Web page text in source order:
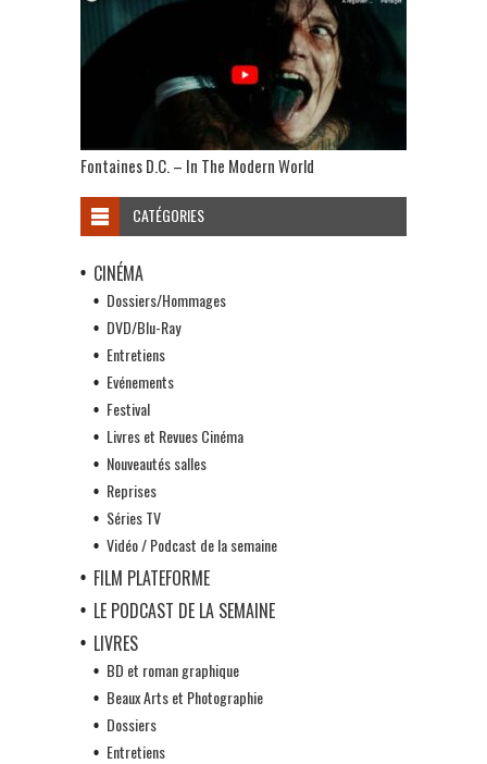
Fontaines D.C. – In The Modern World
CATÉGORIES
CINÉMA
Dossiers/Hommages
DVD/Blu-Ray
Entretiens
Evénements
Festival
Livres et Revues Cinéma
Nouveautés salles
Reprises
Séries TV
Vidéo / Podcast de la semaine
FILM PLATEFORME
LE PODCAST DE LA SEMAINE
LIVRES
BD et roman graphique
Beaux Arts et Photographie
Dossiers
Entretiens